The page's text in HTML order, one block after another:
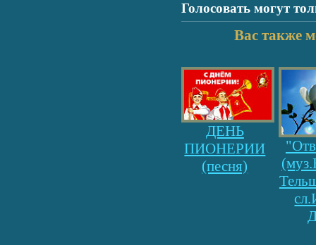
Голосовать могут
Вас также
ДЕНЬ
ПИОНЕРИИ
(песня)